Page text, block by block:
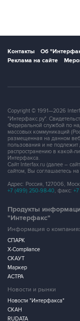
Контакты Об
Реклама на сайте
Copyright © 1991—2026
"Интерфакс.ру".
Федеральной службой по
массовых коммуникаций
размещенная на данном
пользования и не
распространению в какой-
Интерфакса.
Сайт Interfax.ru (далее –
сайтом, Вы соглашаетесь
Адрес: Россия, 127006,
+7 (499) 250-98-40, факс:
Продукты
"Интерфакс"
Информация о
СПАРК
X-Compliance
СКАУТ
Маркер
АСТРА
Новости и рынки
Новости "Интерфакса"
СКАН
RUDATA